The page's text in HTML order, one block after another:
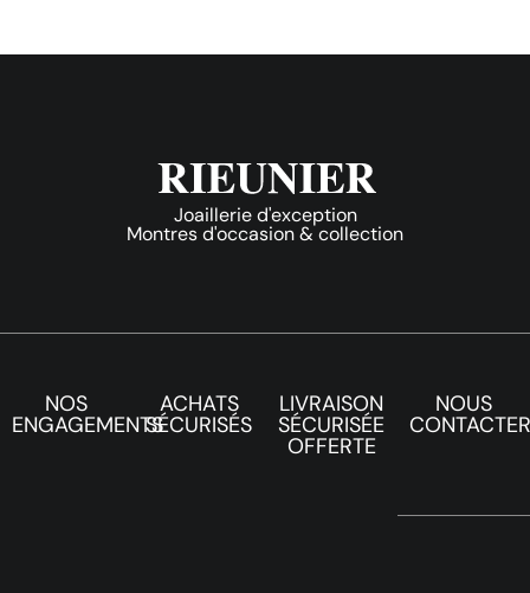
Joaillerie d'exception
Montres d'occasion & collection
NOS
ENGAGEMENTS
ACHATS
SÉCURISÉS
LIVRAISON
SÉCURISÉE
OFFERTE
NOUS
CONTACTER